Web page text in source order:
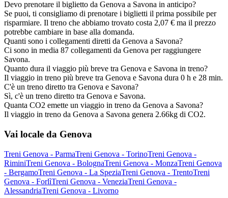
Devo prenotare il biglietto da Genova a Savona in anticipo?
Se puoi, ti consigliamo di prenotare i biglietti il prima possibile per
risparmiare. Il treno che abbiamo trovato costa 2,07 € ma il prezzo
potrebbe cambiare in base alla domanda.
Quanti sono i collegamenti diretti da Genova a Savona?
Ci sono in media 87 collegamenti da Genova per raggiungere
Savona.
Quanto dura il viaggio più breve tra Genova e Savona in treno?
Il viaggio in treno più breve tra Genova e Savona dura 0 h e 28 min.
C'è un treno diretto tra Genova e Savona?
Sì, c'è un treno diretto tra Genova e Savona.
Quanta CO2 emette un viaggio in treno da Genova a Savona?
Il viaggio in treno da Genova a Savona genera 2.66kg di CO2.
Vai locale da Genova
Treni Genova - ParmaTreni Genova - TorinoTreni Genova -
RiminiTreni Genova - BolognaTreni Genova - MonzaTreni Genova
- BergamoTreni Genova - La SpeziaTreni Genova - TrentoTreni
Genova - ForlìTreni Genova - VeneziaTreni Genova -
AlessandriaTreni Genova - Livorno